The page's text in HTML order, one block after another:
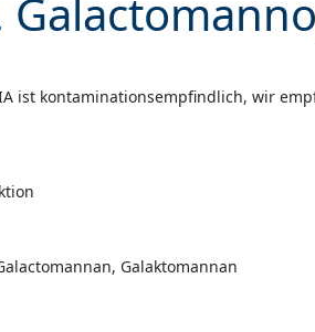
ist kontaminationsempfindlich, wir
Galaktomannan